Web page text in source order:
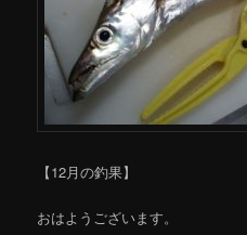
【12月の釣果】
おはようございます。